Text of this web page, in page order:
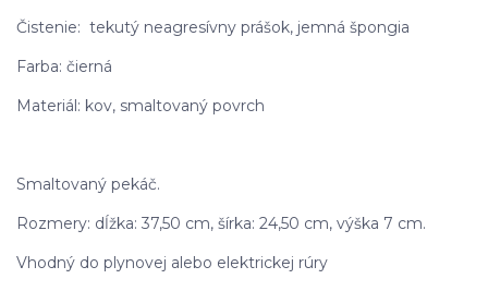
Čistenie: tekutý neagresívny prášok, jemná špongia
Farba: čierná
Materiál: kov, smaltovaný povrch
Smaltovaný pekáč.
Rozmery: dĺžka: 37,50 cm, šírka: 24,50 cm, výška 7 cm.
Vhodný do plynovej alebo elektrickej rúry